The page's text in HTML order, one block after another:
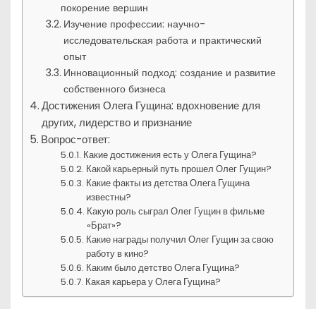
покорение вершин
Изучение профессии: научно-
исследовательская работа и практический
опыт
Инновационный подход: создание и развитие
собственного бизнеса
Достижения Олега Гущина: вдохновение для
других, лидерство и признание
Вопрос-ответ:
Какие достижения есть у Олега Гущина?
Какой карьерный путь прошел Олег Гущин?
Какие факты из детства Олега Гущина
известны?
Какую роль сыграл Олег Гущин в фильме
«Брат»?
Какие награды получил Олег Гущин за свою
работу в кино?
Каким было детство Олега Гущина?
Какая карьера у Олега Гущина?